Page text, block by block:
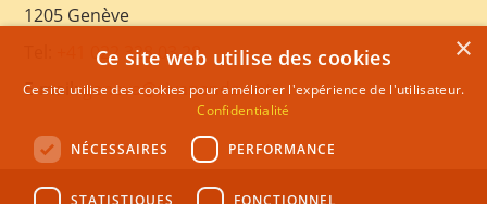
1205 Genève
+41 022 328 03 28
E-mail:geneva@sivananda.net
×
Ce site web utilise des cookies
Ce site utilise des cookies pour améliorer l'expérience de l'utilisateur.
Confidentialité
NÉCESSAIRES PERFORMANCE
STATISTIQUES FONCTIONNEL